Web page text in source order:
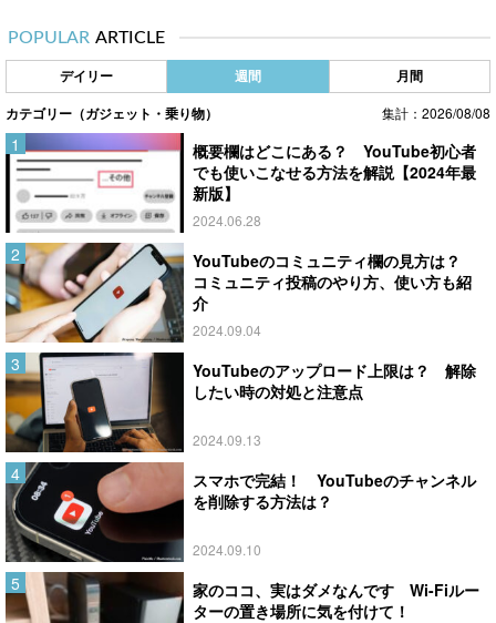
POPULAR ARTICLE
デイリー 週間 月間
カテゴリー（ガジェット・乗り物） 集計：2026/08/08
概要欄はどこにある？ YouTube初心者
でも使いこなせる方法を解説【2024年最
新版】
2024.06.28
YouTubeのコミュニティ欄の見方は？
コミュニティ投稿のやり方、使い方も紹
介
2024.09.04
YouTubeのアップロード上限は？ 解除
したい時の対処と注意点
2024.09.13
スマホで完結！ YouTubeのチャンネル
を削除する方法は？
2024.09.10
家のココ、実はダメなんです Wi-Fiルー
ターの置き場所に気を付けて！